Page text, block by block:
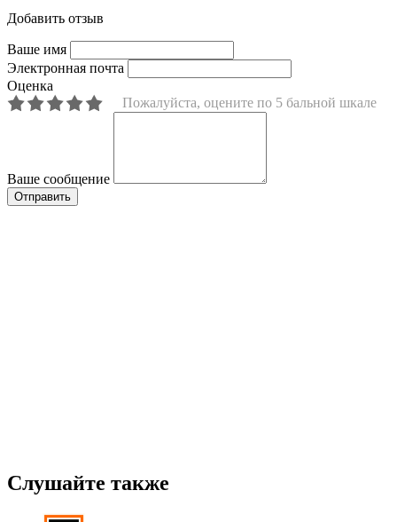
Добавить отзыв
Ваше имя
Электронная почта
Оценка
Пожалуйста, оцените по 5 бальной шкале
Ваше сообщение
Слушайте также